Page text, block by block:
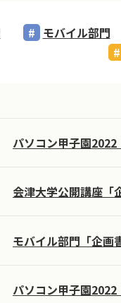
モバイル部門
パソコン甲子園
会津大学公開講座「
モバイル部門「企画
パソコン甲子園2022